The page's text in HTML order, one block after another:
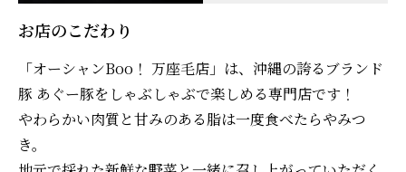
お店のこだわり
「オーシャンBoo！ 万座毛店」は、沖縄の誇るブランド
豚 あぐー豚をしゃぶしゃぶで楽しめる専門店です！
やわらかい肉質と甘みのある脂は一度食べたらやみつ
き。